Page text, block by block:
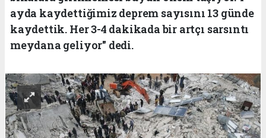
ayda kaydettiğimiz deprem sayısını 13 günde
kaydettik. Her 3-4 dakikada bir artçı sarsıntı
meydana geliyor" dedi.